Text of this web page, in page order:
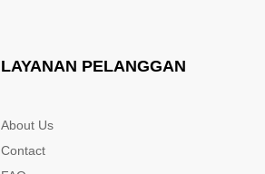
LAYANAN PELANGGAN
About Us
Contact